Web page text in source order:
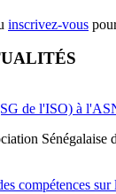
inscrivez-vous
de l'ISO) à
compétences